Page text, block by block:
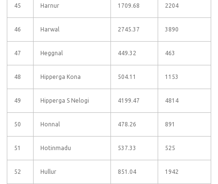
45 Harnur 1709.68 2204
46 Harwal 2745.37 3890
47 Heggnal 449.32 463
48 Hipperga Kona 504.11 1153
49 Hipperga S Nelogi 4199.47 4814
50 Honnal 478.26 891
51 Hotinmadu 537.33 525
52 Hullur 851.04 1942